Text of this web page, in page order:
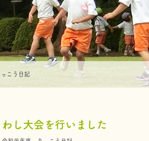
こう日記
し大会を行いました